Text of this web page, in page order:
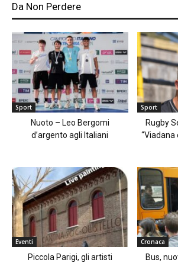
Da Non Perdere
Sport
Nuoto – Leo Bergomi
d’argento agli Italiani
Sport
Rugby
“Viadana
Eventi
Piccola Parigi, gli artisti
Cronaca
Bus,